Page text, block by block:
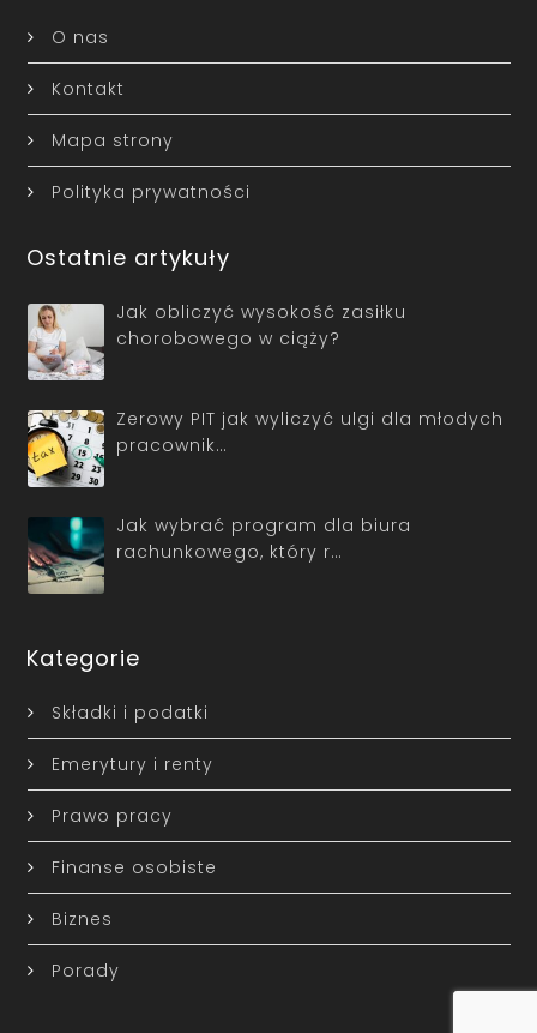
O nas
Kontakt
Mapa strony
Polityka prywatności
Ostatnie artykuły
Jak obliczyć wysokość zasiłku
chorobowego w ciąży?
Zerowy PIT jak wyliczyć ulgi dla młodych
pracownik…
Jak wybrać program dla biura
rachunkowego, który r…
Kategorie
Składki i podatki
Emerytury i renty
Prawo pracy
Finanse osobiste
Biznes
Porady